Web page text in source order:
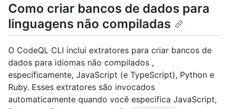
Como criar bancos de dados para
linguagens não compiladas
O CodeQL CLI inclui extratores para criar bancos de
dados para idiomas não compilados ,
especificamente, JavaScript (e TypeScript), Python e
Ruby. Esses extratores são invocados
automaticamente quando você especifica JavaScript,